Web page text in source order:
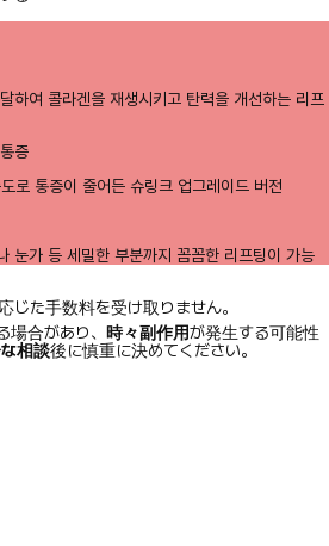
하여 콜라겐을 재생시키고 탄력을 개선하는 리프
증
로 통증이 줄어든 슈링크 업그레이드 버전
눈가 등 세밀한 부분까지 꼼꼼한 리프팅이 가능
じた手数料を受け取りません。
合があり、 時々副作用が発生する可能性
相談後に慎重に決めてください。